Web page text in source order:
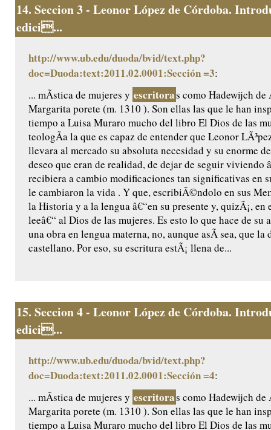
14. Seccion 3 - Leonor López de Córdoba.
edici...
http://www.ub.edu/duoda/bvid/text.php?
doc=Duoda:text:2011.02.0001:Sección =3:
... mÃ­stica de mujeres y escritoras como Hadewijch de
Margarita porete (m. 1310 ). Son ellas las que le han
tiempo a Luisa Muraro mucho del libro El Dios de las
teologÃ­a la que es capaz de entender que Leonor
llevara al mercado su absoluta necesidad y su enorme
deseo que eran de realidad, de dejar de seguir viviendo
recibiera a cambio modificaciones tan significativas en
le cambiaron la vida . Y que, escribiÃ©ndolo en sus
la Historia y a la lengua â€“en su presente y, quizÃ¡, en
leeâ€“ al Dios de las mujeres. Es esto lo que hace de su
una obra en lengua materna, no, aunque asÃ­ sea, que la
castellano. Por eso, su escritura estÃ¡ llena de...
15. Seccion 4 - Leonor López de Córdoba.
edici...
http://www.ub.edu/duoda/bvid/text.php?
doc=Duoda:text:2011.02.0001:Sección =4:
... mÃ­stica de mujeres y escritoras como Hadewijch de
Margarita porete (m. 1310 ). Son ellas las que le han
tiempo a Luisa Muraro mucho del libro El Dios de las